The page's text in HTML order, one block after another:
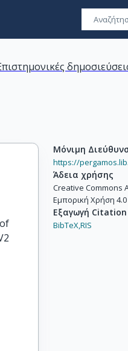
Μόνιμη
https://
Άδεια χρήσης
Creative Commons
Εμπορική Χρήση 4.0
Εξαγωγή Citation
BibTeX,RIS